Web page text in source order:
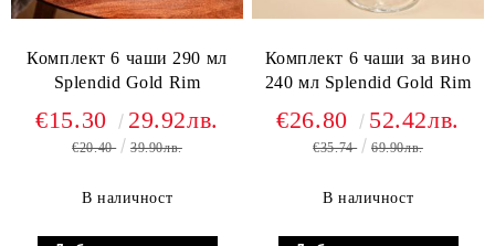
Комплект 6 чаши 290 мл
Splendid Gold Rim
€15.30 29.92лв.
€20.40 39.90лв.
В наличност
Комплект 6 чаши за вино
240 мл Splendid Gold Rim
€26.80 52.42лв.
€35.74 69.90лв.
В наличност